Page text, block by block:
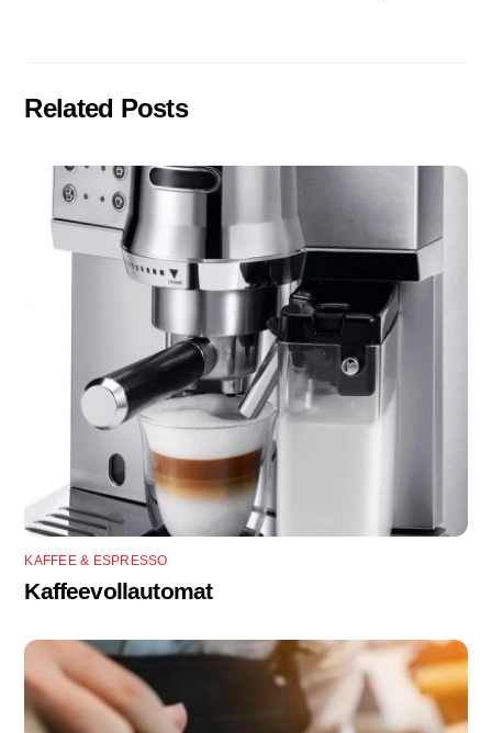
Related Posts
KAFFEE & ESPRESSO
Kaffeevollautomat